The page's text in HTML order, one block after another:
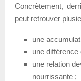
Concrètement,
peut retrouver
une
une différence
une relation
nourrissante ;